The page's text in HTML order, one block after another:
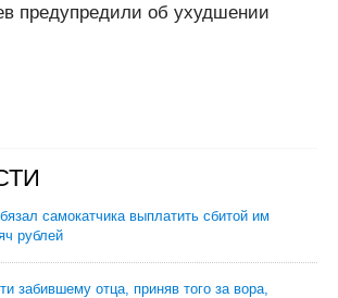
предупредили об ухудшении
самокатчика выплатить сбитой им
рублей
забившему отца, приняв того за вора,